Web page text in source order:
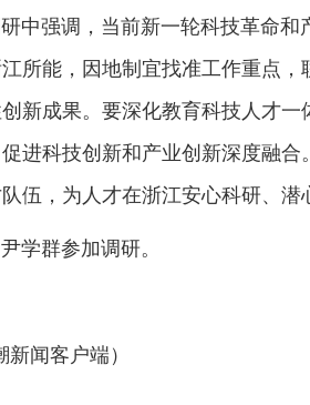
强调，当前新一轮科技革命和
所能，因地制宜找准工作重点
新成果。要深化教育科技人才
进科技创新和产业创新深度融
伍，为人才在浙江安心科研、潜
群参加调研。
新闻客户端）